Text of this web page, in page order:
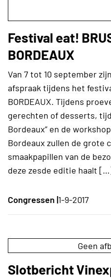
Festival eat!
BORDEAUX
Van 7 tot 10 september
afspraak tijdens het
BORDEAUX. Tijdens
gerechten of desserts,
Bordeaux” en de
Bordeaux zullen de grote
smaakpapillen van de
deze zesde editie haalt
Congressen |1-9-2017
Geen
Slotbericht